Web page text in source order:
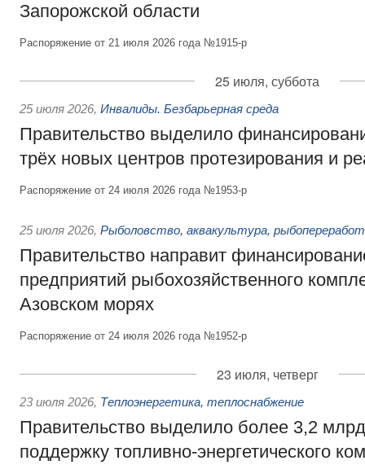
Запорожской области
Распоряжение от 21 июля 2026 года №1915-р
25 июля, суббота
25 июля 2026, Инвалиды. Безбарьерная среда
Правительство выделило
трёх новых центров протезирования и
Распоряжение от 24 июля 2026 года №1953-р
25 июля 2026, Рыболовство, аквакультура,
Правительство направит
предприятий рыбохозяйственного
Азовском морях
Распоряжение от 24 июля 2026 года №1952-р
23 июля, четверг
23 июля 2026, Теплоэнергетика, теплоснабжение
Правительство выделило более 3,2
поддержку топливно-энергетического